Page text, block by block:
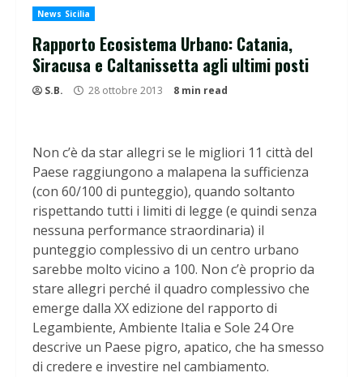
News Sicilia
Rapporto Ecosistema Urbano: Catania,
Siracusa e Caltanissetta agli ultimi posti
S.B. 28 ottobre 2013 8 min read
Non c’è da star allegri se le migliori 11 città del
Paese raggiungono a malapena la sufficienza
(con 60/100 di punteggio), quando soltanto
rispettando tutti i limiti di legge (e quindi senza
nessuna performance straordinaria) il
punteggio complessivo di un centro urbano
sarebbe molto vicino a 100. Non c’è proprio da
stare allegri perché il quadro complessivo che
emerge dalla XX edizione del rapporto di
Legambiente, Ambiente Italia e Sole 24 Ore
descrive un Paese pigro, apatico, che ha smesso
di credere e investire nel cambiamento.